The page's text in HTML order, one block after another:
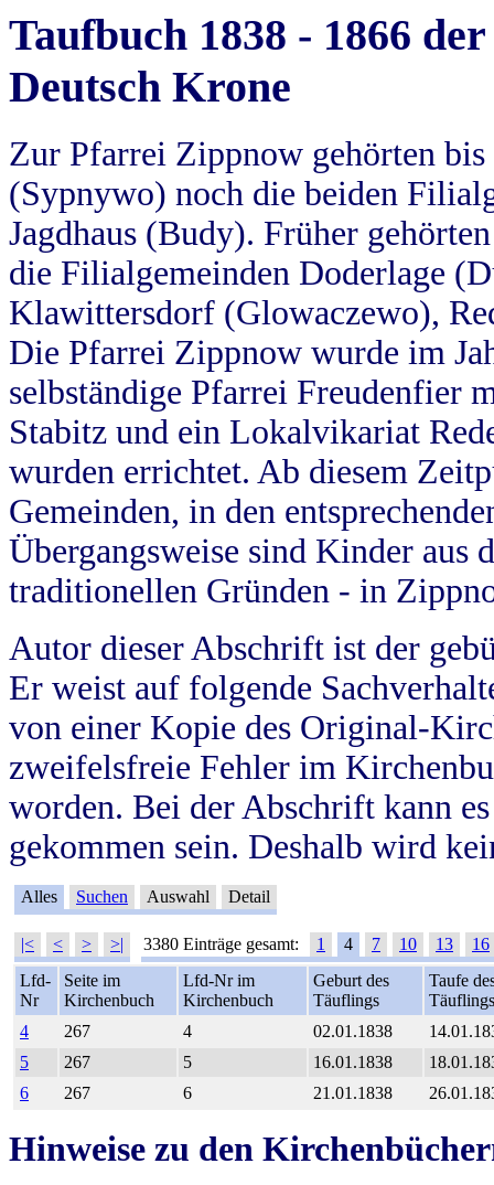
Taufbuch 1838 - 1866
Deutsch Krone
Zur Pfarrei Zippnow gehörten
(Sypnywo) noch die beiden
Jagdhaus (Budy). Früher
die Filialgemeinden Doderlage
Klawittersdorf (Glowaczewo),
Die Pfarrei Zippnow wurde im
selbständige Pfarrei Freudenfier
Stabitz und ein Lokalvikariat
wurden errichtet. Ab diesem
Gemeinden, in den
Übergangsweise sind Kinder aus
traditionellen Gründen - in
Autor dieser Abschrift ist der
Er weist auf folgende
von einer Kopie des Original-
zweifelsfreie Fehler im
worden. Bei der Abschrift kann
gekommen sein. Deshalb wird
Alles Suchen Auswahl Detail
|< < > >| 3380 Einträge gesamt: 1 4 7 10 13
16
Lfd-
Nr
Seite im
Kirchenbuch
Lfd-Nr im
Kirchenbuch
Geburt des
Täuflings
Taufe
Täuflings
4
267 4 02.01.1838
5
267 5 16.01.1838
6
267 6 21.01.1838
Hinweise zu den